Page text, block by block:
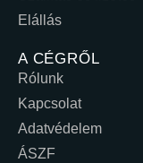
Elállás
A CÉGRŐL
Rólunk
Kapcsolat
Adatvédelem
ÁSZF